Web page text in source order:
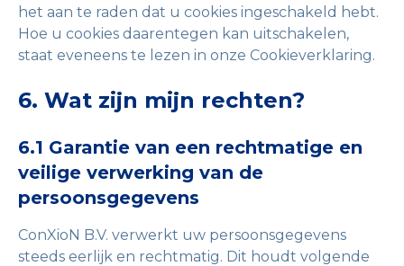
het aan te raden dat u cookies ingeschakeld hebt.
Hoe u cookies daarentegen kan uitschakelen,
staat eveneens te lezen in onze Cookieverklaring.
6. Wat zijn mijn rechten?
6.1 Garantie van een rechtmatige en
veilige verwerking van de
persoonsgegevens
ConXioN B.V. verwerkt uw persoonsgegevens
steeds eerlijk en rechtmatig. Dit houdt volgende